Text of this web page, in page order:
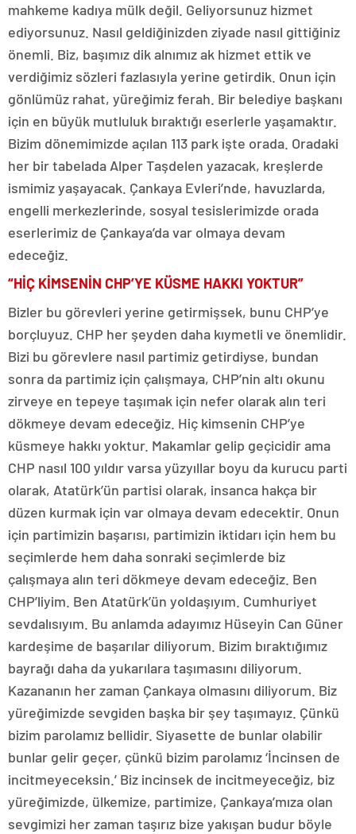
mahkeme kadıya mülk değil. Geliyorsunuz hizmet
ediyorsunuz. Nasıl geldiğinizden ziyade nasıl gittiğiniz
önemli. Biz, başımız dik alnımız ak hizmet ettik ve
verdiğimiz sözleri fazlasıyla yerine getirdik. Onun için
gönlümüz rahat, yüreğimiz ferah. Bir belediye başkanı
için en büyük mutluluk bıraktığı eserlerle yaşamaktır.
Bizim dönemimizde açılan 113 park işte orada. Oradaki
her bir tabelada Alper Taşdelen yazacak, kreşlerde
ismimiz yaşayacak. Çankaya Evleri’nde, havuzlarda,
engelli merkezlerinde, sosyal tesislerimizde orada
eserlerimiz de Çankaya’da var olmaya devam
edeceğiz.
“HİÇ KİMSENİN CHP’YE KÜSME HAKKI YOKTUR”
Bizler bu görevleri yerine getirmişsek, bunu CHP’ye
borçluyuz. CHP her şeyden daha kıymetli ve önemlidir.
Bizi bu görevlere nasıl partimiz getirdiyse, bundan
sonra da partimiz için çalışmaya, CHP’nin altı okunu
zirveye en tepeye taşımak için nefer olarak alın teri
dökmeye devam edeceğiz. Hiç kimsenin CHP’ye
küsmeye hakkı yoktur. Makamlar gelip geçicidir ama
CHP nasıl 100 yıldır varsa yüzyıllar boyu da kurucu parti
olarak, Atatürk’ün partisi olarak, insanca hakça bir
düzen kurmak için var olmaya devam edecektir. Onun
için partimizin başarısı, partimizin iktidarı için hem bu
seçimlerde hem daha sonraki seçimlerde biz
çalışmaya alın teri dökmeye devam edeceğiz. Ben
CHP’liyim. Ben Atatürk’ün yoldaşıyım. Cumhuriyet
sevdalısıyım. Bu anlamda adayımız Hüseyin Can Güner
kardeşime de başarılar diliyorum. Bizim bıraktığımız
bayrağı daha da yukarılara taşımasını diliyorum.
Kazananın her zaman Çankaya olmasını diliyorum. Biz
yüreğimizde sevgiden başka bir şey taşımayız. Çünkü
bizim parolamız bellidir. Siyasette de bunlar olabilir
bunlar gelir geçer, çünkü bizim parolamız ‘İncinsen de
incitmeyeceksin.’ Biz incinsek de incitmeyeceğiz, biz
yüreğimizde, ülkemize, partimize, Çankaya’mıza olan
sevgimizi her zaman taşırız bize yakışan budur böyle